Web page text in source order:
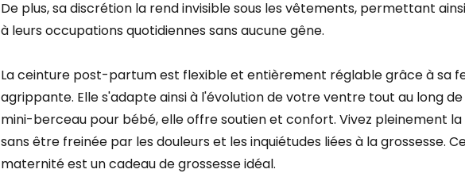
De plus, sa discrétion la rend invisible sous les vêtements, permettant
à leurs occupations quotidiennes sans aucune gêne.
La ceinture post-partum est flexible et entièrement réglable grâce à sa
agrippante. Elle s'adapte ainsi à l'évolution de votre ventre tout au long de
mini-berceau pour bébé, elle offre soutien et confort. Vivez pleinement
sans être freinée par les douleurs et les inquiétudes liées à la grossesse.
maternité est un cadeau de grossesse idéal.